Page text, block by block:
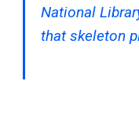
National
that skeleton